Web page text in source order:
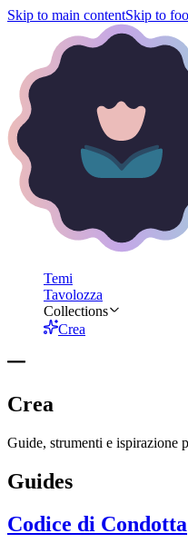
Skip to main contentSkip to
Temi
Tavolozza
Collections
Crea
Crea
Guide, strumenti e ispirazione
Guides
Codice di Condotta